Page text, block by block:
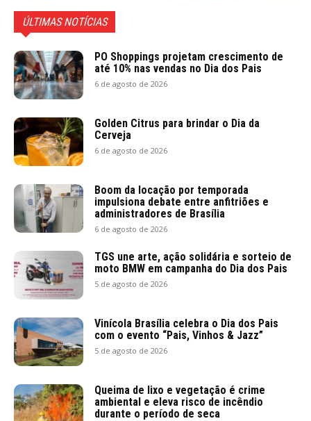
ÚLTIMAS NOTÍCIAS
PO Shoppings projetam crescimento de
até 10% nas vendas no Dia dos Pais
6 de agosto de 2026
Golden Citrus para brindar o Dia da
Cerveja
6 de agosto de 2026
Boom da locação por temporada
impulsiona debate entre anfitriões e
administradores de Brasília
6 de agosto de 2026
TGS une arte, ação solidária e sorteio de
moto BMW em campanha do Dia dos Pais
5 de agosto de 2026
Vinícola Brasília celebra o Dia dos Pais
com o evento “Pais, Vinhos & Jazz”
5 de agosto de 2026
Queima de lixo e vegetação é crime
ambiental e eleva risco de incêndio
durante o período de seca